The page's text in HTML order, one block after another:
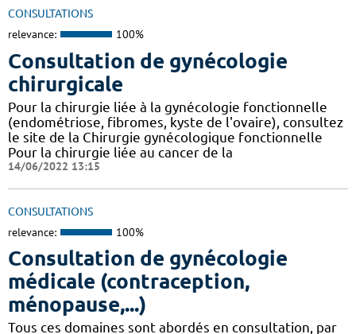
CONSULTATIONS
relevance: 100%
Consultation de gynécologie
chirurgicale
Pour la chirurgie liée à la gynécologie fonctionnelle
(endométriose, fibromes, kyste de l'ovaire), consultez
le site de la Chirurgie gynécologique fonctionnelle
Pour la chirurgie liée au cancer de la
14/06/2022 13:15
CONSULTATIONS
relevance: 100%
Consultation de gynécologie
médicale (contraception,
ménopause,...)
Tous ces domaines sont abordés en consultation, par